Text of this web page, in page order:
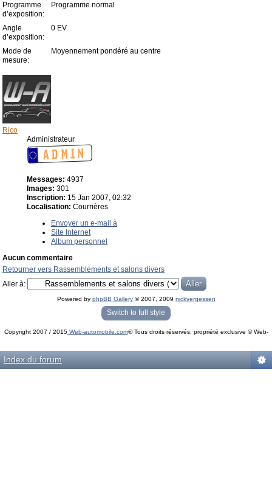
Programme
d’exposition:
Programme normal
Angle
d’exposition:
0 EV
Mode de
mesure:
Moyennement pondéré au centre
Rico
Administrateur
Messages: 4937
Images: 301
Inscription: 15 Jan 2007, 02:32
Localisation: Courrières
Envoyer un e-mail à
Site Internet
Album personnel
Aucun commentaire
Retourner vers Rassemblements et salons divers
Aller à:
Powered by phpBB Gallery© 2007, 2009 nickvergessen
« phpBB Gallery » - Traduction française par
darky
Switch to full style
Copyright 2007 / 2015Web-automobile.com® Tous droits réservés, propriété exclusive © Web-
Index du forum